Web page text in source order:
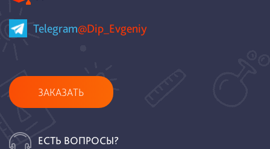
Telegram@Dip_Evgeniy
ЗАКАЗАТЬ
ЕСТЬ ВОПРОСЫ?